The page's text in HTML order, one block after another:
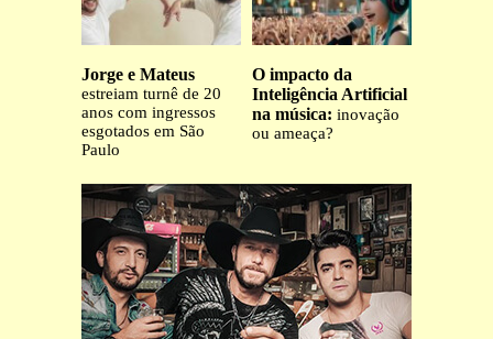
Jorge e Mateus
estreiam turnê de 20
anos com ingressos
esgotados em São
Paulo
O impacto da
Inteligência Artificial
na música: inovação
ou ameaça?